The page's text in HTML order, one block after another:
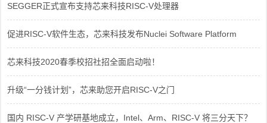
SEGGER正式宣布支持芯来科技RISC-V处理器
促进RISC-V软件生态，芯来科技发布Nuclei Software Platform
芯来科技2020春季校招社招全面启动啦！
升级“一分钱计划”，芯来助您开启RISC-V之门
国内 RISC-V 产学研基地成立，Intel、Arm、RISC-V 将三分天下？